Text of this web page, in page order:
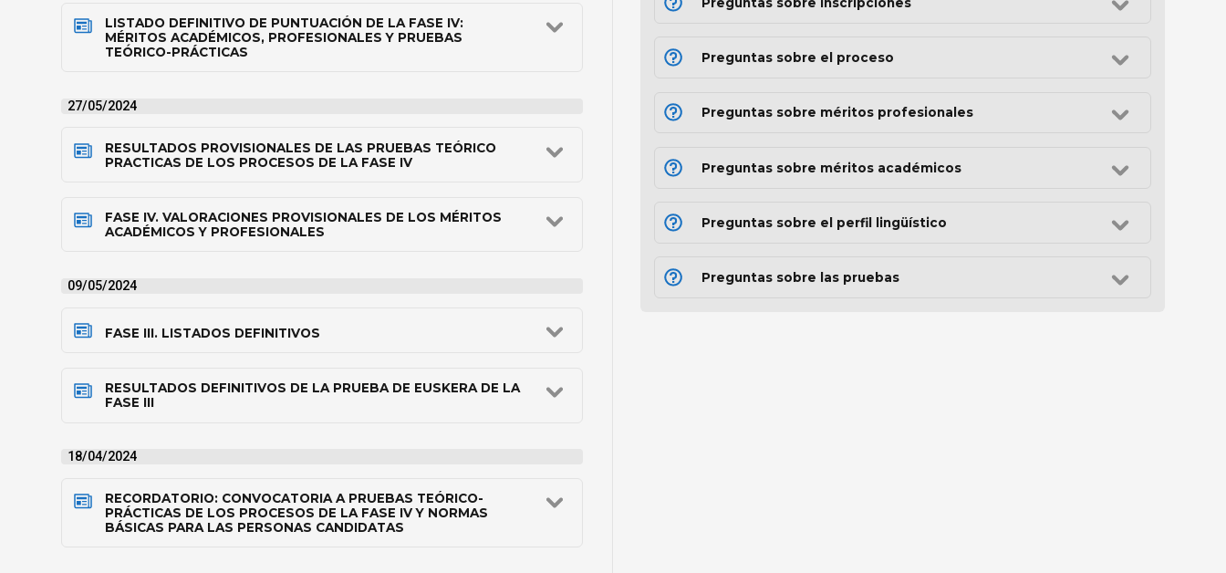
LISTADO DEFINITIVO DE PUNTUACIÓN DE LA FASE IV:
MÉRITOS ACADÉMICOS, PROFESIONALES Y PRUEBAS
TEÓRICO-PRÁCTICAS
27/05/2024
RESULTADOS PROVISIONALES DE LAS PRUEBAS TEÓRICO
PRACTICAS DE LOS PROCESOS DE LA FASE IV
FASE IV. VALORACIONES PROVISIONALES DE LOS MÉRITOS
ACADÉMICOS Y PROFESIONALES
09/05/2024
FASE III. LISTADOS DEFINITIVOS
RESULTADOS DEFINITIVOS DE LA PRUEBA DE EUSKERA DE LA
FASE III
18/04/2024
RECORDATORIO: CONVOCATORIA A PRUEBAS TEÓRICO-
PRÁCTICAS DE LOS PROCESOS DE LA FASE IV Y NORMAS
BÁSICAS PARA LAS PERSONAS CANDIDATAS
Preguntas sobre el proceso
Preguntas sobre méritos profesionales
Preguntas sobre méritos académicos
Preguntas sobre el perfil lingüístico
Preguntas sobre las pruebas